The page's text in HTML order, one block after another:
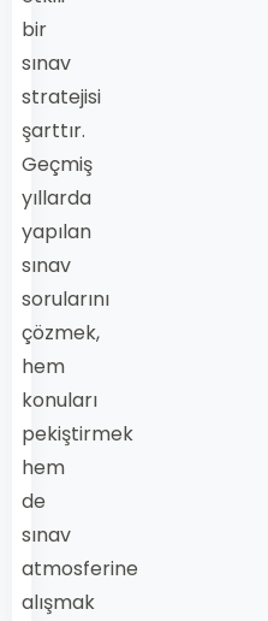
bir
sınav
stratejisi
şarttır.
Geçmiş
yıllarda
yapılan
sınav
sorularını
çözmek,
hem
konuları
pekiştirmek
hem
de
sınav
atmosferine
alışmak